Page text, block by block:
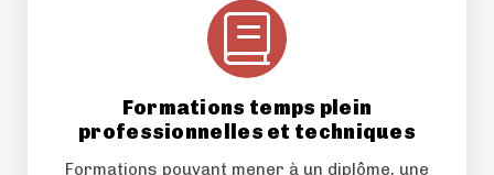
Formations temps plein
professionnelles et techniques
Formations pouvant mener à un diplôme, une